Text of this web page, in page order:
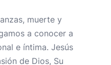
muerte y
a conocer a
e íntima. Jesús
de Dios, Su